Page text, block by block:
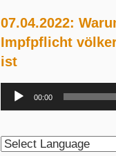
07.04.2022:
Impfpflicht
ist
Audio-
Player
00:00